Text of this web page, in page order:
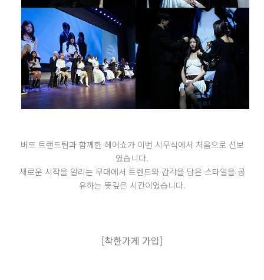
버드 트랜드팀과 함께한 헤어쇼가 이번 시무식에서 처음으로 선보
였습니다.
새로운 시작을 알리는 무대에서 트렌드와 감각을 담은 스타일을 공
유하는 뜻깊은 시간이었습니다.
[착한가게 가입]